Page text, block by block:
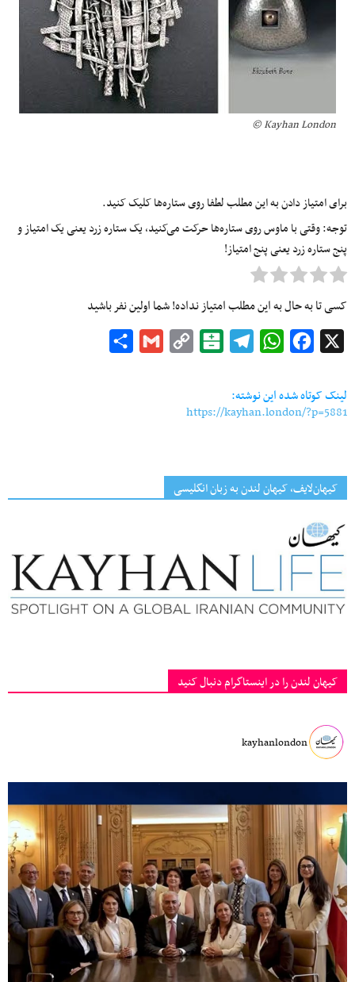
Kayhan London ©
برای امتیاز دادن به این مطلب لطفا روی ستاره‌ها کلیک کنید.
توجه: وقتی با ماوس روی ستاره‌ها حرکت می‌کنید، یک ستاره زرد یعنی یک امتیاز و
پنج ستاره زرد یعنی پنج امتیاز!
کسی تا به حال به این مطلب امتیاز نداده! شما اولین نفر باشید
Facebook
WhatsApp
Telegram
Balatarin
Copy
Gmail
لینک کوتاه شده این نوشته:
https://kayhan.london/?p=5881
کیهان‌لایف، کیهان لندن به زبان انگلیسی
کیهان لندن را در اینستاگرام دنبال کنید
kayhanlondon